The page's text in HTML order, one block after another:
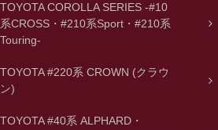
TOYOTA COROLLA SERIES -#10
系CROSS・#210系Sport・#210系
Touring-
TOYOTA #220系 CROWN (クラウ
ン)
TOYOTA #40系 ALPHARD・